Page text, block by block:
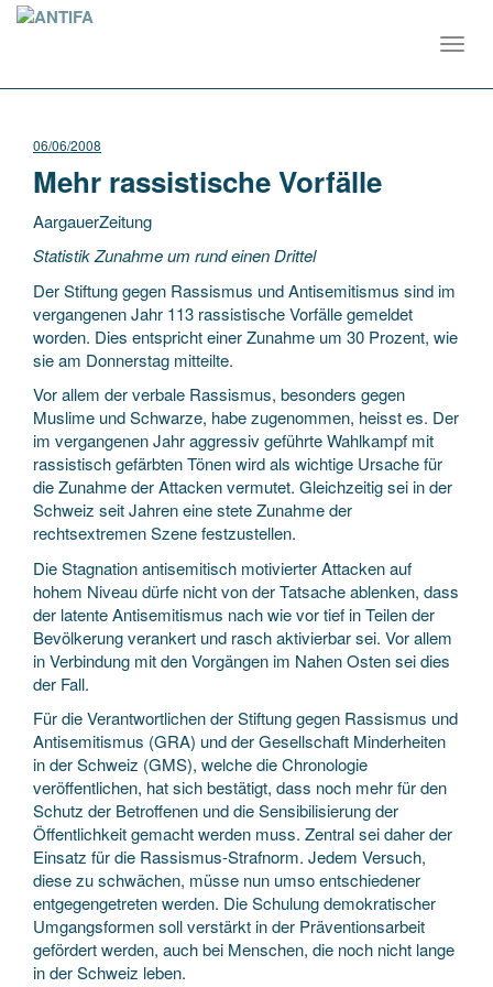
06/06/2008
Mehr rassistische Vorfälle
AargauerZeitung
Statistik Zunahme um rund einen Drittel
Der Stiftung gegen Rassismus und Antisemitismus sind im
vergangenen Jahr 113 rassistische Vorfälle gemeldet
worden. Dies entspricht einer Zunahme um 30 Prozent, wie
sie am Donnerstag mitteilte.
Vorallem der verbale Rassismus, besonders gegen
Muslime und Schwarze, habe zugenommen, heisst es. Der
im vergangenen Jahr aggressiv geführte Wahlkampf mit
rassistisch gefärbten Tönen wird als wichtige Ursache für
die Zunahme der Attacken vermutet. Gleichzeitig sei in der
Schweiz seit Jahren eine stete Zunahme der
rechtsextremen Szene festzustellen.
Die Stagnation antisemitisch motivierter Attacken auf
hohem Niveau dürfe nicht von der Tatsache ablenken, dass
der latente Antisemitismus nach wie vor tief in Teilen der
Bevölkerung verankert und rasch aktivierbar sei. Vor allem
in Verbindung mit den Vorgängen im Nahen Osten sei dies
der Fall.
Für die Verantwortlichen der Stiftung gegen Rassismus und
Antisemitismus (GRA) und der Gesellschaft Minderheiten
in der Schweiz (GMS), welche die Chronologie
veröffentlichen, hat sich bestätigt, dass noch mehr für den
Schutz der Betroffenen und die Sensibilisierung der
Öffentlichkeit gemacht werden muss. Zentral sei daher der
Einsatz für die Rassismus-Strafnorm. Jedem Versuch,
diese zu schwächen, müsse nun umso entschiedener
entgegengetreten werden. Die Schulung demokratischer
Umgangsformen soll verstärkt in der Präventionsarbeit
gefördert werden, auch bei Menschen, die noch nicht lange
in der Schweiz leben.